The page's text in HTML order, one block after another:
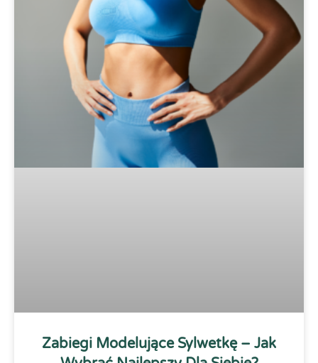
Zabiegi Modelujące Sylwetkę – Jak